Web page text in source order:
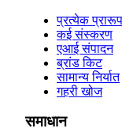
प्रत्येक प्रारूप
कई संस्करण
एआई संपादन
ब्रांड किट
सामान्य निर्यात
गहरी खोज
समाधान